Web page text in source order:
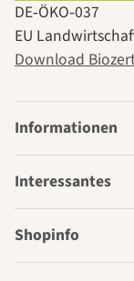
DE‑ÖKO‑037
EU
Download
Informationen
Interessantes
Shopinfo